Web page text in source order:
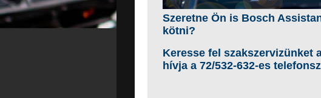
Szeretne Ön is Bosch
kötni?
Keresse fel szakszervizünket
hívja a 72/532-632-es